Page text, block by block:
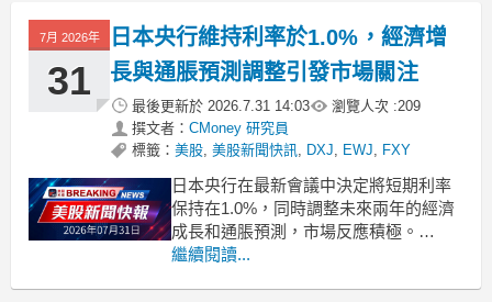
7月 2026年
31
日本央行維持利率於1.0%，經濟增
長與通脹預測調整引發市場關注
最後更新於 2026.7.31 14:03 瀏覽人次 :209
撰文者： CMoney 研究員
標籤： 美股, 美股新聞快訊, DXJ, EWJ, FXY
日本央行在最新會議中決定將短期利率
保持在1.0%，同時調整未來兩年的經濟
成長和通脹預測，市場反應積極。
.badgeprice-container {
gap: 1rem !important;
繼續閱讀...